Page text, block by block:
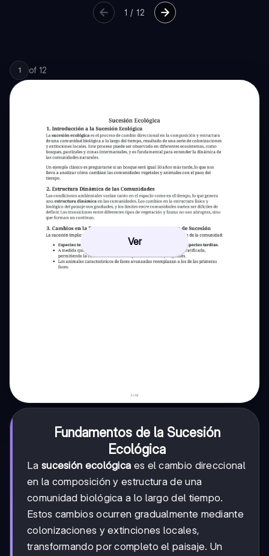
1 / 12
1 of 12
Ver
Fundamentos de la Sucesión
Ecológica
La sucesión ecológica es el cambio direccional
en la composición y estructura de una
comunidad biológica a lo largo del tiempo.
Estos cambios ocurren gradualmente mediante
colonizaciones y extinciones locales,
transformando por completo el paisaje. Un